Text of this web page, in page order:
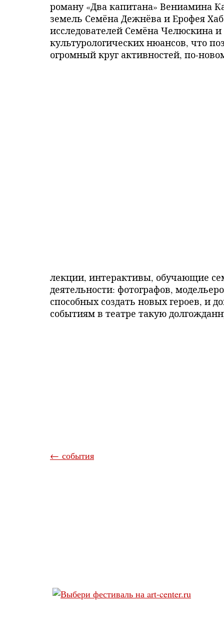
роману «Два капитана» Вениамина
земель Семёна Дежнёва и Ерофея
исследователей Семёна Челюскина
культурологических нюансов, что
огромный круг активностей, по-
лекции, интерактивы, обучающие
деятельности: фотографов,
способных создать новых героев, и
событиям в театре такую
← события